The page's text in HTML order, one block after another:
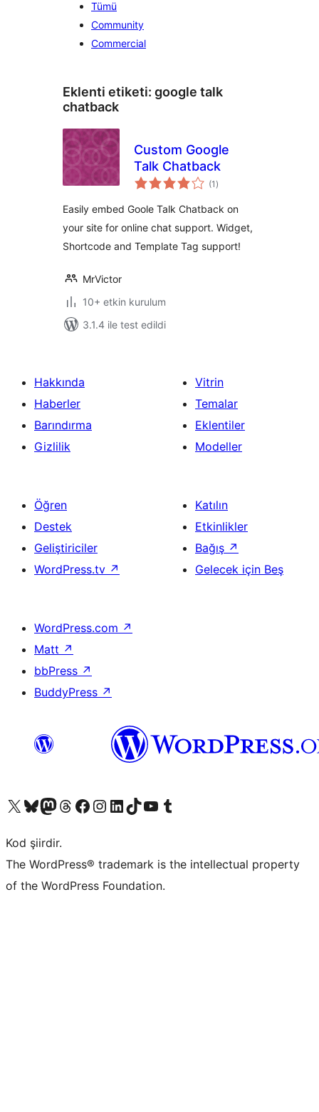
Tümü
Community
Commercial
Eklenti etiketi: google talk
chatback
Custom Google
Talk Chatback
(1 toplam
puan
)
Easily embed Goole Talk Chatback on
your site for online chat support. Widget,
Shortcode and Template Tag support!
MrVictor
10+ etkin kurulum
3.1.4 ile test edildi
Hakkında
Haberler
Barındırma
Gizlilik
Vitrin
Temalar
Eklentiler
Modeller
Öğren
Destek
Geliştiriciler
WordPress.tv ↗
Katılın
Etkinlikler
Bağış ↗
Gelecek için Beş
WordPress.com ↗
Matt ↗
bbPress ↗
BuddyPress ↗
X (eski Twitter) hesabımıza bakın
Bluesky hesabımızı ziyaret edinMastodon hesabımızı ziyaret edinThreads hesabımızı ziyaret edinFacebook sayfamızı ziyaret edinInstagram hesabımızı ziyaret edinLinkedIn hesabımızı ziyaret edinTikTok hesabımızı ziyaret edinYouTube kanalımızı ziyaret edinTumblr hesabımızı ziyaret edin
Kod şiirdir.
The WordPress® trademark is the intellectual property
of the WordPress Foundation.